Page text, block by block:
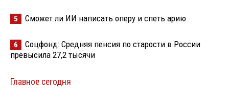
5 Сможет ли ИИ написать оперу и спеть арию
6
Соцфонд: Средняя пенсия по старости в России
превысила 27,2 тысячи
Главное сегодня